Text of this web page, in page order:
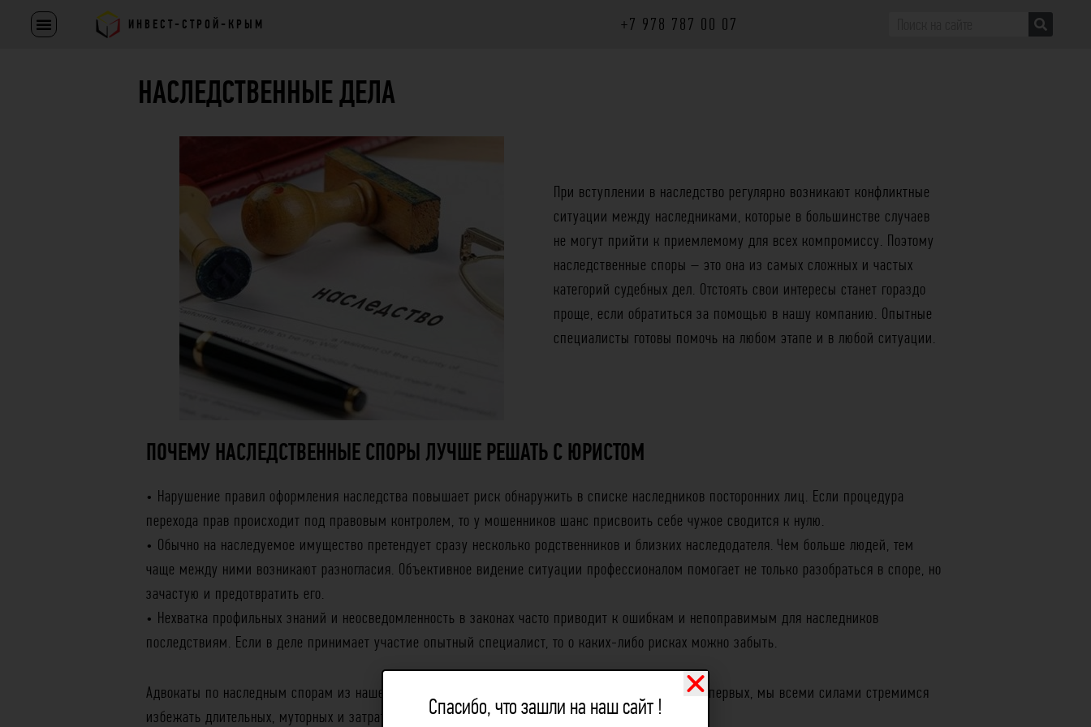
ИНВЕСТ-СТРОЙ-КРЫМ +7 978 787 00 07
НАСЛЕДСТВЕННЫЕ ДЕЛА
При вступлении в наследство регулярно возникают конфликтные
ситуации между наследниками, которые в большинстве случаев
не могут прийти к приемлемому для всех компромиссу. Поэтому
наследственные споры – это она из самых сложных и частых
категорий судебных дел. Отстоять свои интересы станет гораздо
проще, если обратиться за помощью в нашу компанию. Опытные
специалисты готовы помочь на любом этапе и в любой ситуации.
ПОЧЕМУ НАСЛЕДСТВЕННЫЕ СПОРЫ ЛУЧШЕ РЕШАТЬ С ЮРИСТОМ
• Нарушение правил оформления наследства повышает риск обнаружить в списке наследников посторонних лиц. Если процедура
перехода прав происходит под правовым контролем, то у мошенников шанс присвоить себе чужое сводится к нулю.
• Обычно на наследуемое имущество претендует сразу несколько родственников и близких наследодателя. Чем больше людей, тем
чаще между ними возникают разногласия. Объективное видение ситуации профессионалом помогает не только разобраться в споре, но
зачастую и предотвратить его.
• Нехватка профильных знаний и неосведомленность в законах часто приводит к ошибкам и непоправимым для наследников
последствиям. Если в деле принимает участие опытный специалист, то о каких-либо рисках можно забыть.
Адвокаты по наследным спорам из нашей компании в своей работе опираются на две идеи. Во-первых, мы всеми силами стремимся
избежать длительных, муторных и затратных для наших доверителей судебных процессов.
Спасибо, что зашли на наш сайт !